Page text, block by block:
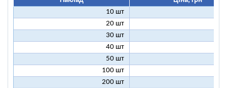
10 шт
20 шт
30 шт
40 шт
50 шт
100 шт
200 шт